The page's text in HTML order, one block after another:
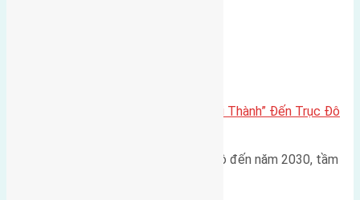
Đông Anh 2026: Từ “Huyện Ngoại Thành” Đến Trục Đô
Trong bối cảnh Quy hoạch Thủ đô đến năm 2030, tầm